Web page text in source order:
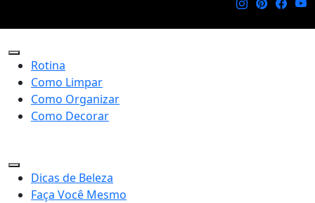
Rotina
Como Limpar
Como Organizar
Como Decorar
Dicas de Beleza
Faça Você Mesmo